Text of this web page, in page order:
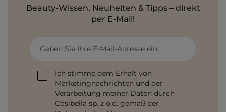
Beauty-Wissen, Neuheiten & Tipps – direkt
per E-Mail!
Geben Sie Ihre E-Mail-Adresse ein
Ich stimme dem Erhalt von
Marketingnachrichten und der
Verarbeitung meiner Daten durch
Cosibella sp. z o.o. gemäß der